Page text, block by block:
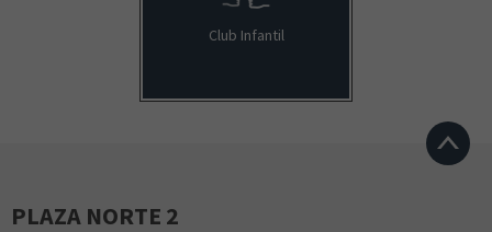
Club Infantil
PLAZA NORTE 2